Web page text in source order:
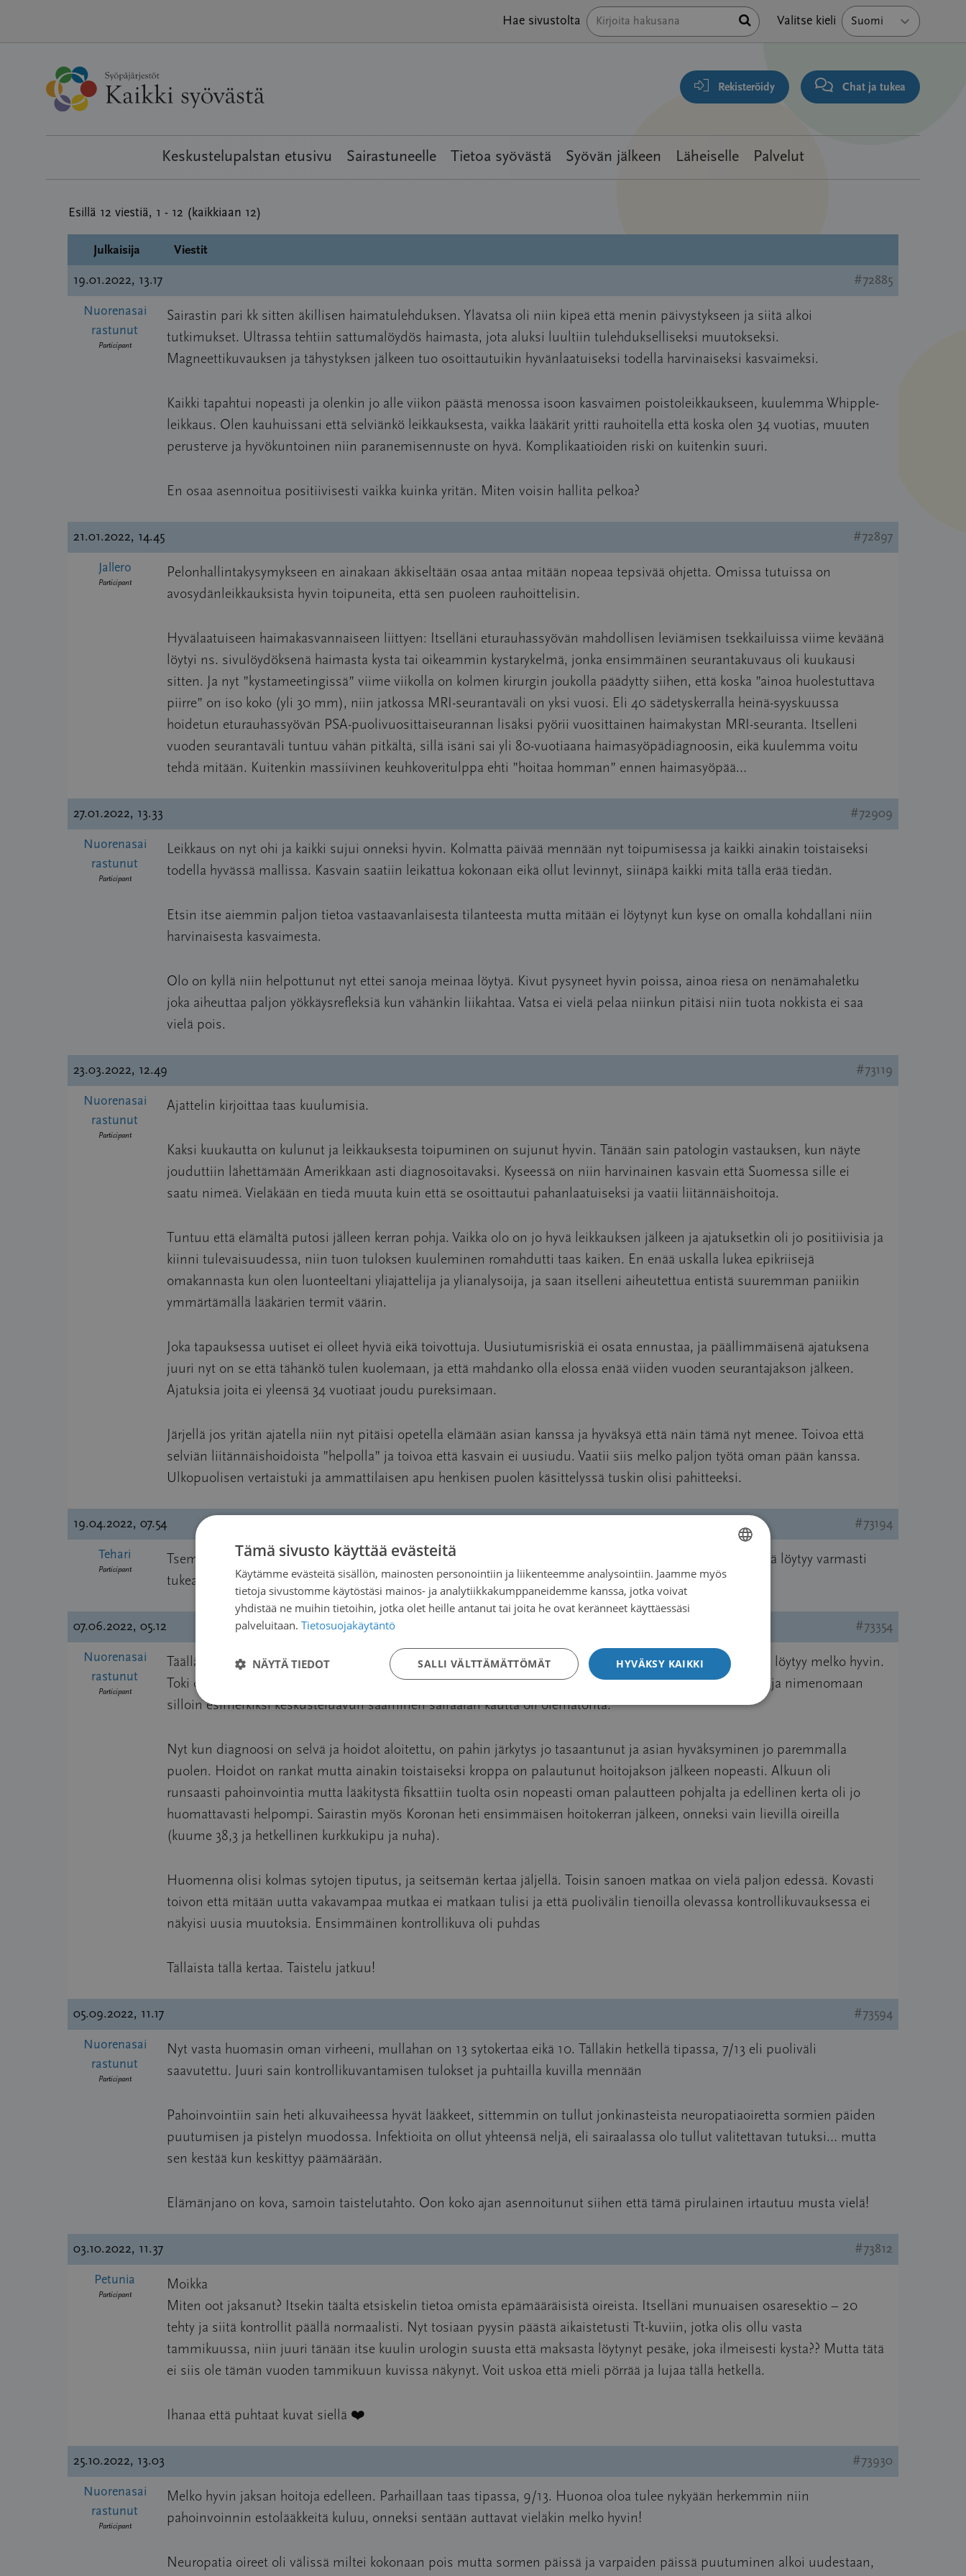
Hae sivustolta Hae Valitse kieli
sisältöön
Rekisteröidy Chat ja tukea
Keskustelupalstan etusivu Sairastuneelle Tietoa syövästä Syövän jälkeen Läheiselle Palvelut
Esillä 12 viestiä, 1 - 12 (kaikkiaan 12)
Julkaisija Viestit
19.01.2022, 13.17 #72885
Nuorenasai
rastunut
Participant
Sairastin pari kk sitten äkillisen haimatulehduksen. Ylävatsa oli niin kipeä että menin päivystykseen ja siitä alkoi
tutkimukset. Ultrassa tehtiin sattumalöydös haimasta, jota aluksi luultiin tulehdukselliseksi muutokseksi.
Magneettikuvauksen ja tähystyksen jälkeen tuo osoittautuikin hyvänlaatuiseksi todella harvinaiseksi kasvaimeksi.
Kaikki tapahtui nopeasti ja olenkin jo alle viikon päästä menossa isoon kasvaimen poistoleikkaukseen, kuulemma Whipple-
leikkaus. Olen kauhuissani että selviänkö leikkauksesta, vaikka lääkärit yritti rauhoitella että koska olen 34 vuotias, muuten
perusterve ja hyvökuntoinen niin paranemisennuste on hyvä. Komplikaatioiden riski on kuitenkin suuri.
En osaa asennoitua positiivisesti vaikka kuinka yritän. Miten voisin hallita pelkoa?
21.01.2022, 14.45 #72897
Jallero
Participant
Pelonhallintakysymykseen en ainakaan äkkiseltään osaa antaa mitään nopeaa tepsivää ohjetta. Omissa tutuissa on
avosydänleikkauksista hyvin toipuneita, että sen puoleen rauhoittelisin.
Hyvälaatuiseen haimakasvannaiseen liittyen: Itselläni eturauhassyövän mahdollisen leviämisen tsekkailuissa viime keväänä
löytyi ns. sivulöydöksenä haimasta kysta tai oikeammin kystarykelmä, jonka ensimmäinen seurantakuvaus oli kuukausi
sitten. Ja nyt ”kystameetingissä” viime viikolla on kolmen kirurgin joukolla päädytty siihen, että koska ”ainoa huolestuttava
piirre” on iso koko (yli 30 mm), niin jatkossa MRI-seurantaväli on yksi vuosi. Eli 40 sädetyskerralla heinä-syyskuussa
hoidetun eturauhassyövän PSA-puolivuosittaiseurannan lisäksi pyörii vuosittainen haimakystan MRI-seuranta. Itselleni
vuoden seurantaväli tuntuu vähän pitkältä, sillä isäni sai yli 80-vuotiaana haimasyöpädiagnoosin, eikä kuulemma voitu
tehdä mitään. Kuitenkin massiivinen keuhkoveritulppa ehti ”hoitaa homman” ennen haimasyöpää…
27.01.2022, 13.33 #72909
Nuorenasai
rastunut
Participant
Leikkaus on nyt ohi ja kaikki sujui onneksi hyvin. Kolmatta päivää mennään nyt toipumisessa ja kaikki ainakin toistaiseksi
todella hyvässä mallissa. Kasvain saatiin leikattua kokonaan eikä ollut levinnyt, siinäpä kaikki mitä tällä erää tiedän.
Etsin itse aiemmin paljon tietoa vastaavanlaisesta tilanteesta mutta mitään ei löytynyt kun kyse on omalla kohdallani niin
harvinaisesta kasvaimesta.
Olo on kyllä niin helpottunut nyt ettei sanoja meinaa löytyä. Kivut pysyneet hyvin poissa, ainoa riesa on nenämahaletku
joka aiheuttaa paljon yökkäysrefleksiä kun vähänkin liikahtaa. Vatsa ei vielä pelaa niinkun pitäisi niin tuota nokkista ei saa
vielä pois.
23.03.2022, 12.49 #73119
Nuorenasai
rastunut
Participant
Ajattelin kirjoittaa taas kuulumisia.
Kaksi kuukautta on kulunut ja leikkauksesta toipuminen on sujunut hyvin. Tänään sain patologin vastauksen, kun näyte
jouduttiin lähettämään Amerikkaan asti diagnosoitavaksi. Kyseessä on niin harvinainen kasvain että Suomessa sille ei
saatu nimeä. Vieläkään en tiedä muuta kuin että se osoittautui pahanlaatuiseksi ja vaatii liitännäishoitoja.
Tuntuu että elämältä putosi jälleen kerran pohja. Vaikka olo on jo hyvä leikkauksen jälkeen ja ajatuksetkin oli jo positiivisia ja
kiinni tulevaisuudessa, niin tuon tuloksen kuuleminen romahdutti taas kaiken. En enää uskalla lukea epikriisejä
omakannasta kun olen luonteeltani yliajattelija ja ylianalysoija, ja saan itselleni aiheutettua entistä suuremman paniikin
ymmärtämällä lääkärien termit väärin.
Joka tapauksessa uutiset ei olleet hyviä eikä toivottuja. Uusiutumisriskiä ei osata ennustaa, ja päällimmäisenä ajatuksena
juuri nyt on se että tähänkö tulen kuolemaan, ja että mahdanko olla elossa enää viiden vuoden seurantajakson jälkeen.
Ajatuksia joita ei yleensä 34 vuotiaat joudu pureksimaan.
Järjellä jos yritän ajatella niin nyt pitäisi opetella elämään asian kanssa ja hyväksyä että näin tämä nyt menee. Toivoa että
selviän liitännäishoidoista ”helpolla” ja toivoa että kasvain ei uusiudu. Vaatii siis melko paljon työtä oman pään kanssa.
Ulkopuolisen vertaistuki ja ammattilaisen apu henkisen puolen käsittelyssä tuskin olisi pahitteeksi.
19.04.2022, 07.54 #73194
Tehari
Participant
Tsemppiä vaan ja positiivista ajattelua. Jos olet facebookissa, niin sieltä löytyy haimasyöpäverkosto. Sieltä löytyy varmasti
tukea itsellesi.
07.06.2022, 05.12 #73354
Nuorenasai
rastunut
Participant
Täälläpä ei kovasti kommentointia tapahdu. Onneksi Facebookista löytyi eri verkostoja joista vertaistukea löytyy melko hyvin.
Toki olen tässä matkan varrella huomannut että vahvin vertaistuen tarve oli tuolloin diagnoosivaiheessa ja nimenomaan
silloin esimerkiksi keskusteluavun saaminen sairaalan kautta oli olematonta.
Nyt kun diagnoosi on selvä ja hoidot aloitettu, on pahin järkytys jo tasaantunut ja asian hyväksyminen jo paremmalla
puolen. Hoidot on rankat mutta ainakin toistaiseksi kroppa on palautunut hoitojakson jälkeen nopeasti. Alkuun oli
runsaasti pahoinvointia mutta lääkitystä fiksattiin tuolta osin nopeasti oman palautteen pohjalta ja edellinen kerta oli jo
huomattavasti helpompi. Sairastin myös Koronan heti ensimmäisen hoitokerran jälkeen, onneksi vain lievillä oireilla
(kuume 38,3 ja hetkellinen kurkkukipu ja nuha).
Huomenna olisi kolmas sytojen tiputus, ja seitsemän kertaa jäljellä. Toisin sanoen matkaa on vielä paljon edessä. Kovasti
toivon että mitään uutta vakavampaa mutkaa ei matkaan tulisi ja että puolivälin tienoilla olevassa kontrollikuvauksessa ei
näkyisi uusia muutoksia. Ensimmäinen kontrollikuva oli puhdas
Tällaista tällä kertaa. Taistelu jatkuu!
05.09.2022, 11.17 #73594
Nuorenasai
rastunut
Participant
Nyt vasta huomasin oman virheeni, mullahan on 13 sytokertaa eikä 10. Tälläkin hetkellä tipassa, 7/13 eli puoliväli
saavutettu. Juuri sain kontrollikuvantamisen tulokset ja puhtailla kuvilla mennään
Pahoinvointiin sain heti alkuvaiheessa hyvät lääkkeet, sittemmin on tullut jonkinasteista neuropatiaoiretta sormien päiden
puutumisen ja pistelyn muodossa. Infektioita on ollut yhteensä neljä, eli sairaalassa olo tullut valitettavan tutuksi… mutta
sen kestää kun keskittyy päämäärään.
Elämänjano on kova, samoin taistelutahto. Oon koko ajan asennoitunut siihen että tämä pirulainen irtautuu musta vielä!
03.10.2022, 11.37 #73812
Petunia
Participant
Moikka
Miten oot jaksanut? Itsekin täältä etsiskelin tietoa omista epämääräisistä oireista. Itselläni munuaisen osaresektio – 20
tehty ja siitä kontrollit päällä normaalisti. Nyt tosiaan pyysin päästä aikaistetusti Tt-kuviin, jotka olis ollu vasta
tammikuussa, niin juuri tänään itse kuulin urologin suusta että maksasta löytynyt pesäke, joka ilmeisesti kysta?? Mutta tätä
ei siis ole tämän vuoden tammikuun kuvissa näkynyt. Voit uskoa että mieli pörrää ja lujaa tällä hetkellä.
Ihanaa että puhtaat kuvat siellä ❤️
25.10.2022, 13.03 #73930
Nuorenasai
rastunut
Participant
Melko hyvin jaksan hoitoja edelleen. Parhaillaan taas tipassa, 9/13. Huonoa oloa tulee nykyään herkemmin niin
pahoinvoinnin estolääkkeitä kuluu, onneksi sentään auttavat vieläkin melko hyvin!
Neuropatia oireet oli välissä miltei kokonaan pois mutta sormen päissä ja varpaiden päissä puutuminen alkoi uudestaan,
FINNISH
Tämä sivusto käyttää evästeitä
Käytämme evästeitä sisällön, mainosten personointiin ja liikenteemme analysointiin. Jaamme myös
tietoja sivustomme käytöstäsi mainos- ja analytiikkakumppaneidemme kanssa, jotka voivat
yhdistää ne muihin tietoihin, jotka olet heille antanut tai joita he ovat keränneet käyttäessäsi
palveluitaan. Tietosuojakäytäntö
HYVÄKSY KAIKKI
SALLI VÄLTTÄMÄTTÖMÄT
NÄYTÄ TIEDOT